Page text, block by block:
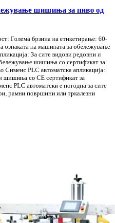
шишиња за пиво од
Голема брзина на етикетирање: 60-
на машината за обележување
За сите видови редовни и
шишиња со сертификат за
PLC автоматска апликација:
шишиња со CE сертификат за
PLC автоматски е погодна за сите
рамни површини или тркалезни